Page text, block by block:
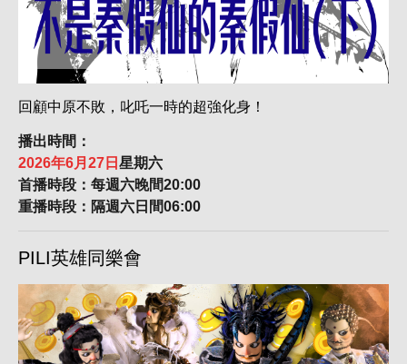
回顧中原不敗，叱吒一時的超強化身！
播出時間：
2026年6月27日 星期六
首播時段：每週六晚間20:00
重播時段：隔週六日間06:00
PILI英雄同樂會